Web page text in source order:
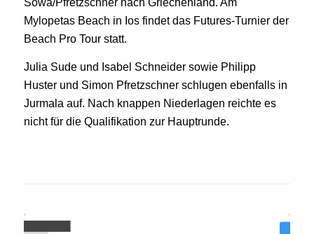
Sowa/Pfretzschner nach Griechenland. Am
Mylopetas Beach in Ios findet das Futures-Turnier der
Beach Pro Tour statt.
Julia Sude und Isabel Schneider sowie Philipp
Huster und Simon Pfretzschner schlugen ebenfalls in
Jurmala auf. Nach knappen Niederlagen reichte es
nicht für die Qualifikation zur Hauptrunde.